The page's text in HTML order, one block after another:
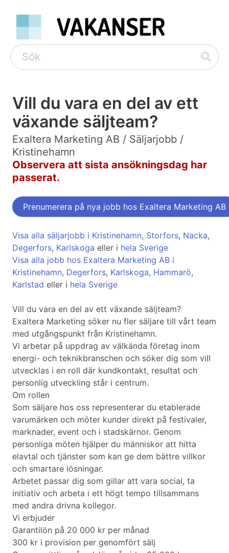
Vill du vara en del av ett
växande säljteam?
Exaltera Marketing AB / Säljarjobb /
Kristinehamn
Observera att sista ansökningsdag har
passerat.
Prenumerera på nya jobb hos Exaltera Marketing AB
Visa alla säljarjobb i Kristinehamn, Storfors, Nacka,
Degerfors, Karlskoga eller i hela Sverige
Visa alla jobb hos Exaltera Marketing AB i
Kristinehamn, Degerfors, Karlskoga, Hammarö,
Karlstad eller i hela Sverige
Vill du vara en del av ett växande säljteam?
Exaltera Marketing söker nu fler säljare till vårt team
med utgångspunkt från Kristinehamn.
Vi arbetar på uppdrag av välkända företag inom
energi- och teknikbranschen och söker dig som vill
utvecklas i en roll där kundkontakt, resultat och
personlig utveckling står i centrum.
Om rollen
Som säljare hos oss representerar du etablerade
varumärken och möter kunder direkt på festivaler,
marknader, event och i stadskärnor. Genom
personliga möten hjälper du människor att hitta
elavtal och tjänster som kan ge dem bättre villkor
och smartare lösningar.
Arbetet passar dig som gillar att vara social, ta
initiativ och arbeta i ett högt tempo tillsammans
med andra drivna kollegor.
Vi erbjuder
Garantilön på 20 000 kr per månad
300 kr i provision per genomfört sälj